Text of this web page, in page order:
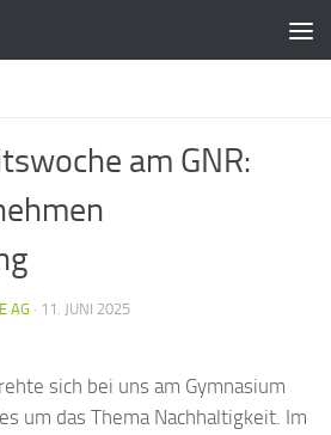
am GNR:
AG · 11. JUNI 2025
sich bei uns am Gymnasium
um das Thema Nachhaltigkeit. Im